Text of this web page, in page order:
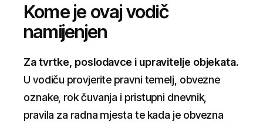
Kome je ovaj vodič
namijenjen
Za tvrtke, poslodavce i upravitelje objekata.
U vodiču provjerite pravni temelj, obvezne
oznake, rok čuvanja i pristupni dnevnik,
pravila za radna mjesta te kada je obvezna